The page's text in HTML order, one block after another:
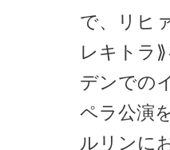
で、リヒ
レキトラ
デンでの
ペラ公演
ルリンに